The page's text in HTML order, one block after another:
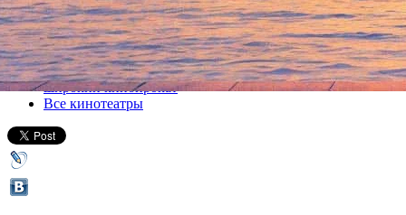
13 января 2012, пятница-01 февраля 2012, среда
Версия для печати
Все кино
широкий кинопрокат
Все кинотеатры